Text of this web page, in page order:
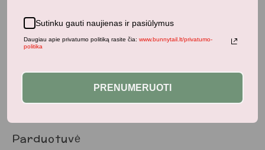
Parduotuvė
Sutinku gauti naujienas ir pasiūlymus
Daugiau apie privatumo politiką rasite čia: www.bunnytail.lt/privatumo-
politika
PRENUMERUOTI